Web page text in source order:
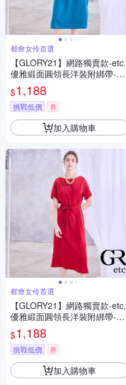
都會女伶首選
【GLORY21】網路獨賣款-etc.
優雅緞面圓領長洋裝附綁帶-藍
色
$1,188
挑戰低價 券
加入購物車
都會女伶首選
【GLORY21】網路獨賣款-etc.
優雅緞面圓領長洋裝附綁帶-紅
色
$1,188
挑戰低價 券
加入購物車